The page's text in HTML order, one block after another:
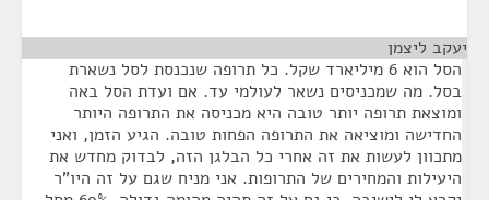
יעקב ליצמן
הסל הוא 6 מיליארד שקל. כל תרופה שנכנסת לסל נשארת
בסל. מה שמכניסים נשאר לעולמי עד. אם ועדת הסל באה
ומוצאת תרופה יותר טובה היא מכניסה את התרופה היותר
החדישה ומוציאה את התרופה הפחות טובה. הגיע הזמן, ואני
מתכוון לעשות את זה אחרי כל הבלגן הזה, לבדוק מחדש את
היעילות והמחירים של התרופות. אני מניח שגם על זה היו"ר